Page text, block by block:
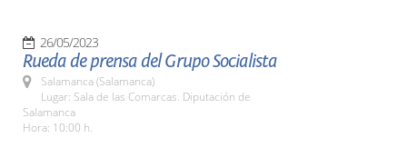
26/05/2023
Rueda de prensa del Grupo Socialista
Salamanca (Salamanca)
Lugar: Sala de las Comarcas. Diputación de
Salamanca
Hora: 10:00 h.